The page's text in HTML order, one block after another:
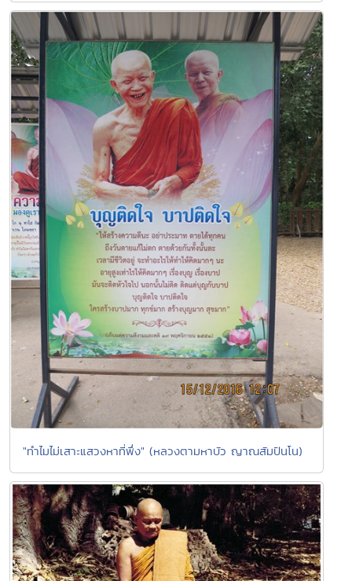
"ทำไมไม่เสาะแสวงหาที่พึ่ง" (หลวงตามหาบัว ญาณสัมปันโน)